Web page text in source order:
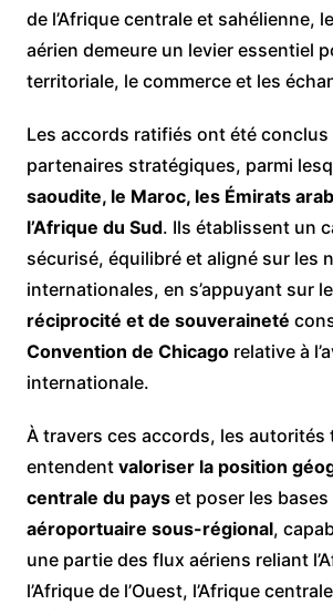
de l’Afrique centrale et sahélienne,
aérien demeure un levier essentiel
territoriale, le commerce et les
Les accords ratifiés ont été
partenaires stratégiques, parmi
saoudite, le Maroc, les Émirats
l’Afrique du Sud. Ils établissent un
sécurisé, équilibré et aligné sur les
internationales, en s’appuyant sur
réciprocité et de souveraineté
Convention de Chicagorelative à
internationale.
À travers ces accords, les autorités
entendent valoriser la position
centrale du payset poser les bases
aéroportuaire sous-régional,
une partie des flux aériens reliant
l’Afrique de l’Ouest, l’Afrique